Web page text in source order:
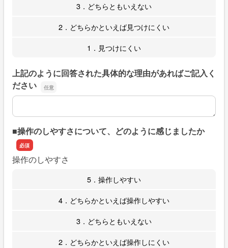
3．どちらともいえない
2．どちらかといえば見つけにくい
1．見つけにくい
上記のように回答された具体的な理由があればご記入く
ださい
上記のように回答された具体的な理由があればご記入くだ
■操作のしやすさについて、どのように感じましたか
操作のしやすさ
5．操作しやすい
4．どちらかといえば操作しやすい
3．どちらともいえない
2．どちらかといえば操作しにくい